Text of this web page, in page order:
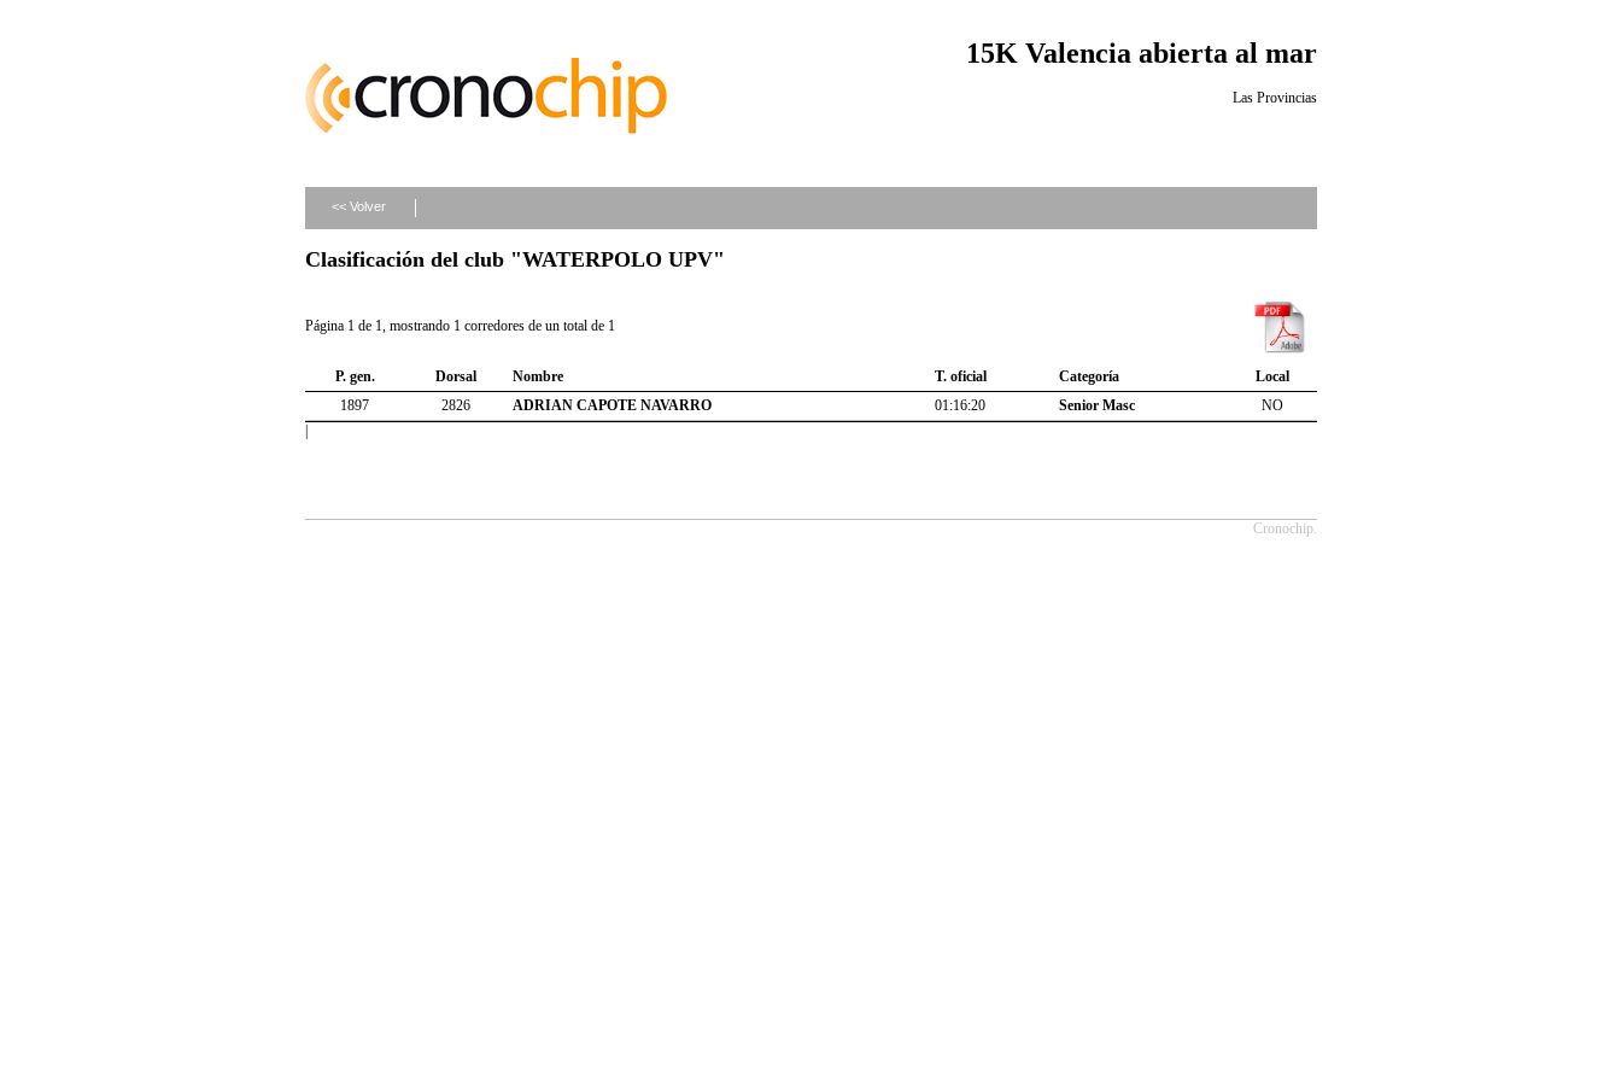
15K Valencia abierta al mar
Las Provincias
<< Volver
Clasificación del club "WATERPOLO UPV"
Página 1 de 1, mostrando 1 corredores de un total de 1
P. gen. Dorsal Nombre T. oficial Categoría
Local
1897
2826 ADRIAN CAPOTE NAVARRO 01:16:20 Senior Masc
NO
|
Cronochip.